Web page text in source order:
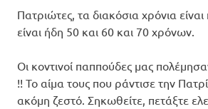
Πατριώτες, τα διακόσια χρόνια
είναι ήδη 50 και 60 και 70 χρόνων.
Οι κοντινοί παππούδες μας
!! Το αίμα τους που ράντισε την
ακόμη ζεστό. Σηκωθείτε, πετάξτε